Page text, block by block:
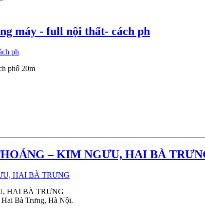
máy - full nội thất- cách ph
phố 20m
– KIM NGƯU, HAI BÀ
HAI BÀ TRƯNG
Hai Bà Trưng, Hà Nội.